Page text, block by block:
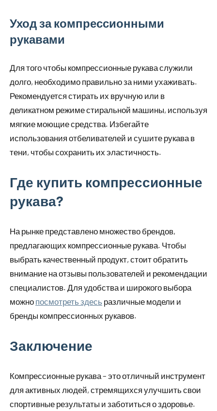
Уход за компрессионными
рукавами
Для того чтобы компрессионные рукава служили
долго, необходимо правильно за ними ухаживать.
Рекомендуется стирать их вручную или в
деликатном режиме стиральной машины, используя
мягкие моющие средства. Избегайте
использования отбеливателей и сушите рукава в
тени, чтобы сохранить их эластичность.
Где купить компрессионные
рукава?
На рынке представлено множество брендов,
предлагающих компрессионные рукава. Чтобы
выбрать качественный продукт, стоит обратить
внимание на отзывы пользователей и рекомендации
специалистов. Для удобства и широкого выбора
можно посмотреть здесь различные модели и
бренды компрессионных рукавов.
Заключение
Компрессионные рукава – это отличный инструмент
для активных людей, стремящихся улучшить свои
спортивные результаты и заботиться о здоровье.